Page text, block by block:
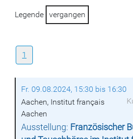
Legende vergangen
1
Fr. 09.08.2024, 15:30 bis 16:30
Aachen, Institut français
Aachen
Ausstellung: Französischer